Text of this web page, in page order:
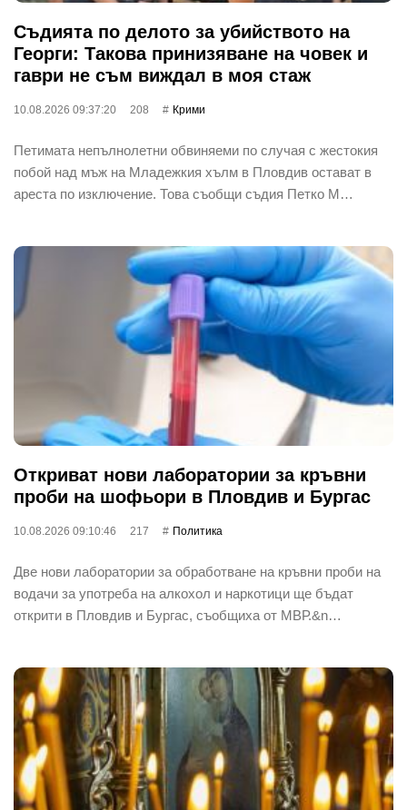
Съдията по делото за убийството на
Георги: Такова принизяване на човек и
гаври не съм виждал в моя стаж
10.08.2026 09:37:20 208 Крими
Петимата непълнолетни обвиняеми по случая с жестокия
побой над мъж на Младежкия хълм в Пловдив остават в
ареста по изключение. Това съобщи съдия Петко М…
Откриват нови лаборатории за кръвни
проби на шофьори в Пловдив и Бургас
10.08.2026 09:10:46 217 Политика
Две нови лаборатории за обработване на кръвни проби на
водачи за употреба на алкохол и наркотици ще бъдат
открити в Пловдив и Бургас, съобщиха от МВР.&n…